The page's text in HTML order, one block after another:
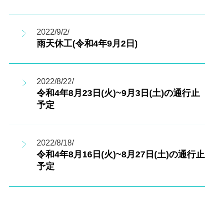
2022/9/2/
雨天休工(令和4年9月2日)
2022/8/22/
令和4年8月23日(火)~9月3日(土)の通行止
予定
2022/8/18/
令和4年8月16日(火)~8月27日(土)の通行止
予定